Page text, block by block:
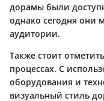
дорамы были
однако сегодня они
аудитории.
Также стоит
процессах. С
оборудования и
визуальный стиль